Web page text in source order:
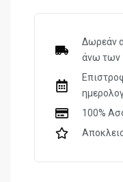
Προδιαγραφές και
Βαμβακερή
Casey
Διαμέτρημα
Δωρεάν
άνω των
100%